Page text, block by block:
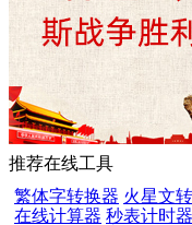
推荐在线工具
繁体字转换器 火星文
在线计算器 秒表计时器